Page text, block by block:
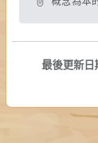
最後更新日